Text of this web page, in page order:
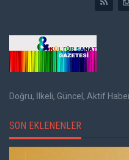
Doğru, İlkeli, Güncel, Aktif
SON EKLENENLER